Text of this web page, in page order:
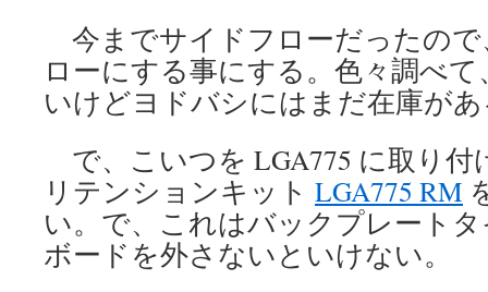
今までサイドフローだったの
ローにする事にする。色々調べ
いけどヨドバシにはまだ在庫が
で、こいつを LGA775 に取り付
リテンションキット LGA775 RM
い。で、これはバックプレート
ボードを外さないといけない。